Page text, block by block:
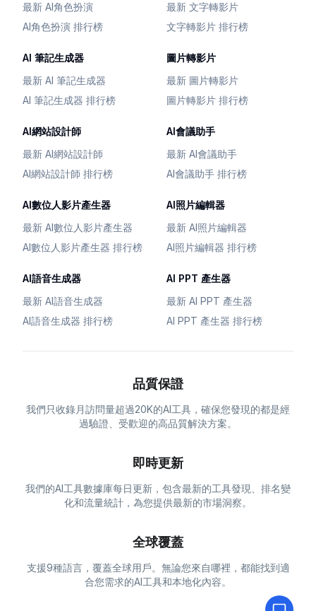
最新 AI角色扮演
AI角色扮演 排行榜
最新 文字轉影片
文字轉影片 排行榜
AI 筆記生成器
最新 AI 筆記生成器
AI 筆記生成器 排行榜
圖片轉影片
最新 圖片轉影片
圖片轉影片 排行榜
AI網站設計師
最新 AI網站設計師
AI網站設計師 排行榜
AI會議助手
最新 AI會議助手
AI會議助手 排行榜
AI數位人影片產生器
最新 AI數位人影片產生器
AI數位人影片產生器 排行榜
AI照片編輯器
最新 AI照片編輯器
AI照片編輯器 排行榜
AI語音生成器
最新 AI語音生成器
AI語音生成器 排行榜
AI PPT 產生器
最新 AI PPT 產生器
AI PPT 產生器 排行榜
品質保證
我們只收錄月訪問量超過20K的AI工具，確保您發現的都是經
過驗證、受歡迎的高品質解決方案。
即時更新
我們的AI工具數據庫每日更新，包含最新的工具發現、排名變
化和流量統計，為您提供最新的市場洞察。
全球覆蓋
支援9種語言，覆蓋全球用戶。無論您來自哪裡，都能找到適
合您需求的AI工具和本地化內容。